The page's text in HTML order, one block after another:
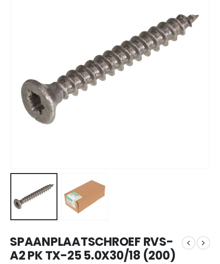
SPAANPLAATSCHROEF RVS-
A2 PK TX-25 5.0X30/18 (200)